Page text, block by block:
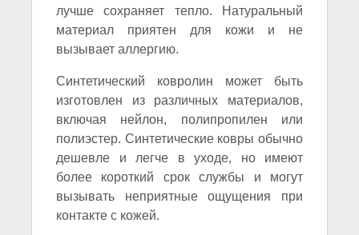
лучше сохраняет тепло. Натуральный
материал приятен для кожи и не
вызывает аллергию.
Синтетический ковролин может быть
изготовлен из различных материалов,
включая нейлон, полипропилен или
полиэстер. Синтетические ковры обычно
дешевле и легче в уходе, но имеют
более короткий срок службы и могут
вызывать неприятные ощущения при
контакте с кожей.